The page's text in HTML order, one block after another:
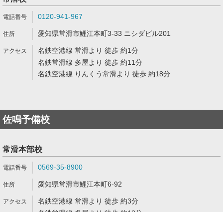
0120-941-967
愛知県常滑市鯉江本町3-33 ニシダビル201
名鉄空港線 常滑より 徒歩 約1分
名鉄常滑線 多屋より 徒歩 約11分
名鉄空港線 りんくう常滑より 徒歩 約18分
佐鳴予備校
常滑本部校
0569-35-8900
愛知県常滑市鯉江本町6-92
名鉄空港線 常滑より 徒歩 約3分